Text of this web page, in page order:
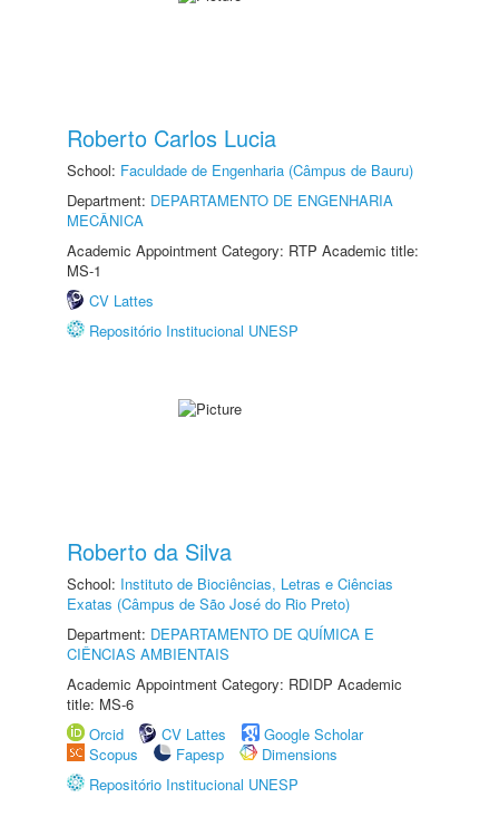
Roberto Carlos Lucia
School: Faculdade de Engenharia (Câmpus de Bauru)
Department: DEPARTAMENTO DE ENGENHARIA
MECÂNICA
Academic Appointment Category: RTP Academic title:
MS-1
CV Lattes
Repositório Institucional UNESP
Roberto da Silva
School: Instituto de Biociências, Letras e Ciências
Exatas (Câmpus de São José do Rio Preto)
Department: DEPARTAMENTO DE QUÍMICA E
CIÊNCIAS AMBIENTAIS
Academic Appointment Category: RDIDP Academic
title: MS-6
Orcid
CV Lattes
Google Scholar
Scopus
Fapesp
Dimensions
Repositório Institucional UNESP